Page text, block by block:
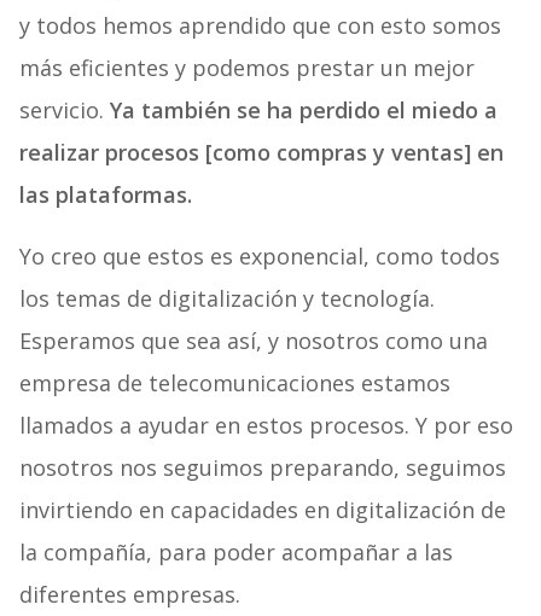
y todos hemos aprendido que con esto somos
más eficientes y podemos prestar un mejor
servicio. Ya también se ha perdido el miedo a
realizar procesos [como compras y ventas] en
las plataformas.
Yo creo que estos es exponencial, como todos
los temas de digitalización y tecnología.
Esperamos que sea así, y nosotros como una
empresa de telecomunicaciones estamos
llamados a ayudar en estos procesos. Y por eso
nosotros nos seguimos preparando, seguimos
invirtiendo en capacidades en digitalización de
la compañía, para poder acompañar a las
diferentes empresas.